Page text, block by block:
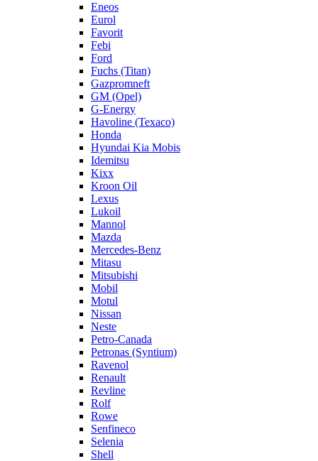
Eneos
Eurol
Favorit
Febi
Ford
Fuchs (Titan)
Gazpromneft
GM (Opel)
G-Energy
Havoline (Texaco)
Honda
Hyundai Kia Mobis
Idemitsu
Kixx
Kroon Oil
Lexus
Lukoil
Mannol
Mazda
Mercedes-Benz
Mitasu
Mitsubishi
Mobil
Motul
Nissan
Neste
Petro-Canada
Petronas (Syntium)
Ravenol
Renault
Revline
Rolf
Rowe
Senfineco
Selenia
Shell